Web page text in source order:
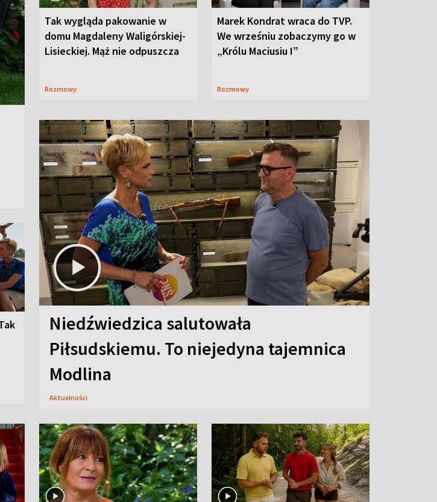
Tak wygląda pakowanie w
domu Magdaleny Waligórskiej-
Lisieckiej. Mąż nie odpuszcza
Rozmowy
Marek Kondrat wraca do TVP.
We wrześniu zobaczymy go w
„Królu Maciusiu I”
Rozmowy
Niedźwiedzica salutowała
Piłsudskiemu. To niejedyna tajemnica
Modlina
Aktualności